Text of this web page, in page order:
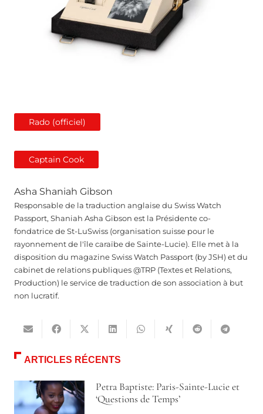
Rado (officiel)
Captain Cook
Asha Shaniah Gibson
Responsable de la traduction anglaise du Swiss Watch
Passport, Shaniah Asha Gibson est la Présidente co-
fondatrice de St-LuSwiss (organisation suisse pour le
rayonnement de l'île caraïbe de Sainte-Lucie). Elle met à la
disposition du magazine Swiss Watch Passport (by JSH) et du
cabinet de relations publiques @TRP (Textes et Relations,
Production) le service de traduction de son association à but
non lucratif.
ARTICLES RÉCENTS
Petra Baptiste: Paris-Sainte-Lucie et
‘Questions de Temps’